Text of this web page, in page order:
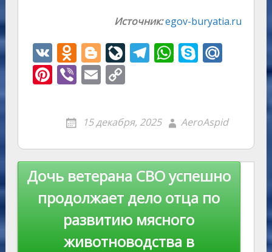
Источник:egov-buryatia.ru
V
K
O
d
n
kl
as
s
ni
ki
Bl
o
g
er
Li
v
eJ
u
r
n
al
T
a
m
W
A
p
p
S
e
M
u
Pi
er
st
Vi
er
E
ai
l
C
p
y
Li
n
k
15 декабря, 2025 AeroAspid
Навигация
записям
Дочь ветерана СВО успешно
продолжает дело отца по
развитию мясного
животноводства в